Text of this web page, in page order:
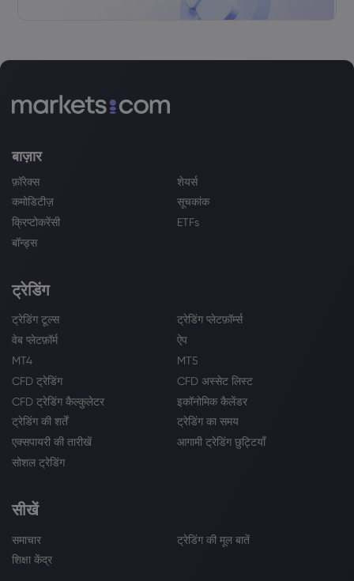
बाज़ार
फ़ॉरेक्स
शेयर्स
कमोडिटीज़
सूचकांक
क्रिप्टोकरेंसी
ETFs
बॉन्ड्स
ट्रेडिंग
ट्रेडिंग टूल्स
ट्रेडिंग प्लेटफ़ॉर्म्स
वेब प्लेटफ़ॉर्म
ऐप
MT4
MT5
CFD ट्रेडिंग
CFD अस्सेट लिस्ट
CFD ट्रेडिंग कैल्कुलेटर
इकॉनोमिक कैलेंडर
ट्रेडिंग की शर्तें
ट्रेडिंग का समय
एक्सपायरी की तारीखें
आगामी ट्रेडिंग छुट्टियाँ
सोशल ट्रेडिंग
सीखें
समाचार
ट्रेडिंग की मूल बातें
शिक्षा केंद्र